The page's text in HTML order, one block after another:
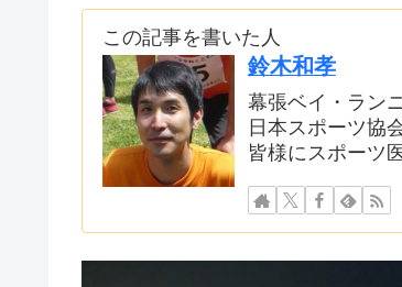
この記事を書いた人
鈴木和孝
幕張ベイ・ラン
日本スポーツ協
皆様にスポーツ